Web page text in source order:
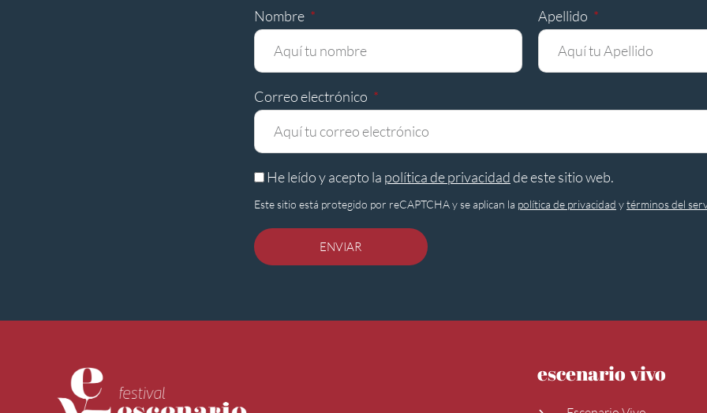
Nombre Apellido
Correo electrónico
He leído y acepto la política de privacidadde este sitio web.
Este sitio está protegido por reCAPTCHA y se aplican la política de privacidad ytérminos del
ENVIAR
escenario vivo